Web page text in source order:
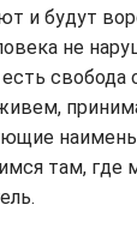
и будут
не
свобода
там,